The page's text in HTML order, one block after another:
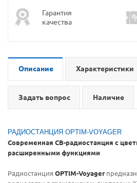
Гарантия
качества
Описание Характеристики
Задать вопрос Наличие
РАДИОСТАНЦИЯ OPTIM-VOYAGER
Современная CB-радиостанция с
расширенными функциями
Радиостанция OPTIM-Voyager